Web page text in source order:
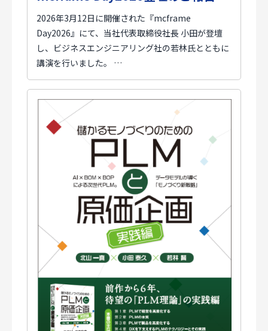
2026年3月12日に開催された『mcframe
Day2026』にて、当社代表取締役社長 小田が登壇
し、ビジネスエンジニアリング社の若林氏とともに
講演を行いました。 …